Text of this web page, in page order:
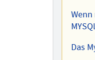
Wenn
Das